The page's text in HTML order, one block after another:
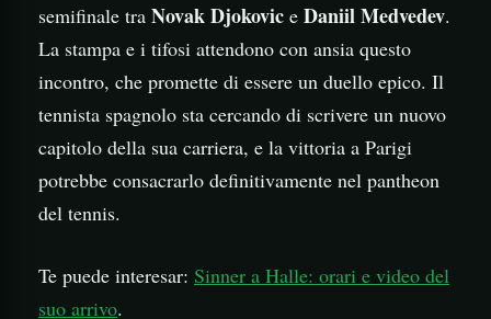
semifinale tra Novak Djokovic e Daniil Medvedev.
La stampa e i tifosi attendono con ansia questo
incontro, che promette di essere un duello epico. Il
tennista spagnolo sta cercando di scrivere un nuovo
capitolo della sua carriera, e la vittoria a Parigi
potrebbe consacrarlo definitivamente nel pantheon
del tennis.
Te puede interesar: Sinner a Halle: orari e video del
suo arrivo.